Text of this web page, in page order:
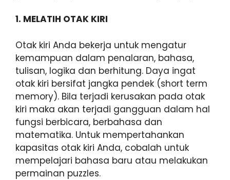
1. MELATIH OTAK KIRI
Otak kiri Anda bekerja untuk mengatur
kemampuan dalam penalaran, bahasa,
tulisan, logika dan berhitung. Daya ingat
otak kiri bersifat jangka pendek (short term
memory). Bila terjadi kerusakan pada otak
kiri maka akan terjadi gangguan dalam hal
fungsi berbicara, berbahasa dan
matematika. Untuk mempertahankan
kapasitas otak kiri Anda, cobalah untuk
mempelajari bahasa baru atau melakukan
permainan puzzles.